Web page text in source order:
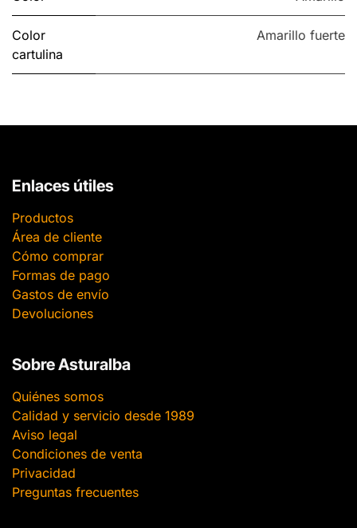
Color
cartulina
Amarillo fuerte
Enlaces útiles
Productos
Área de cliente
Cómo comprar
Formas de pago
Gastos de envío
Devoluciones
Sobre Asturalba
Quiénes somos
Calidad y servicio desde 1989
Aviso legal
Condiciones de venta
Privacidad
Preguntas frecuentes